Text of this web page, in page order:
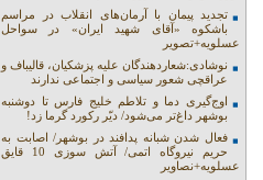
تجدید پیمان با آرمان‌های انقلاب در مراسم
باشکوه «آقای شهید ایران» در سواحل
عسلویه+تصویر
نوشادی:شعاردهندگان علیه پزشکیان، قالیباف و
عراقچی شعور سیاسی و اجتماعی ندارند
اوج‌گیری دما و تلاطم خلیج فارس تا دوشنبه
بوشهر داغ‌تر می‌شود/ دیّر رکورد گرما زد!
فعال شدن شبانه پدافند در بوشهر/ اصابت به
حریم نیروگاه اتمی/ آتش سوزی 10 قایق
عسلویه+نصاویر